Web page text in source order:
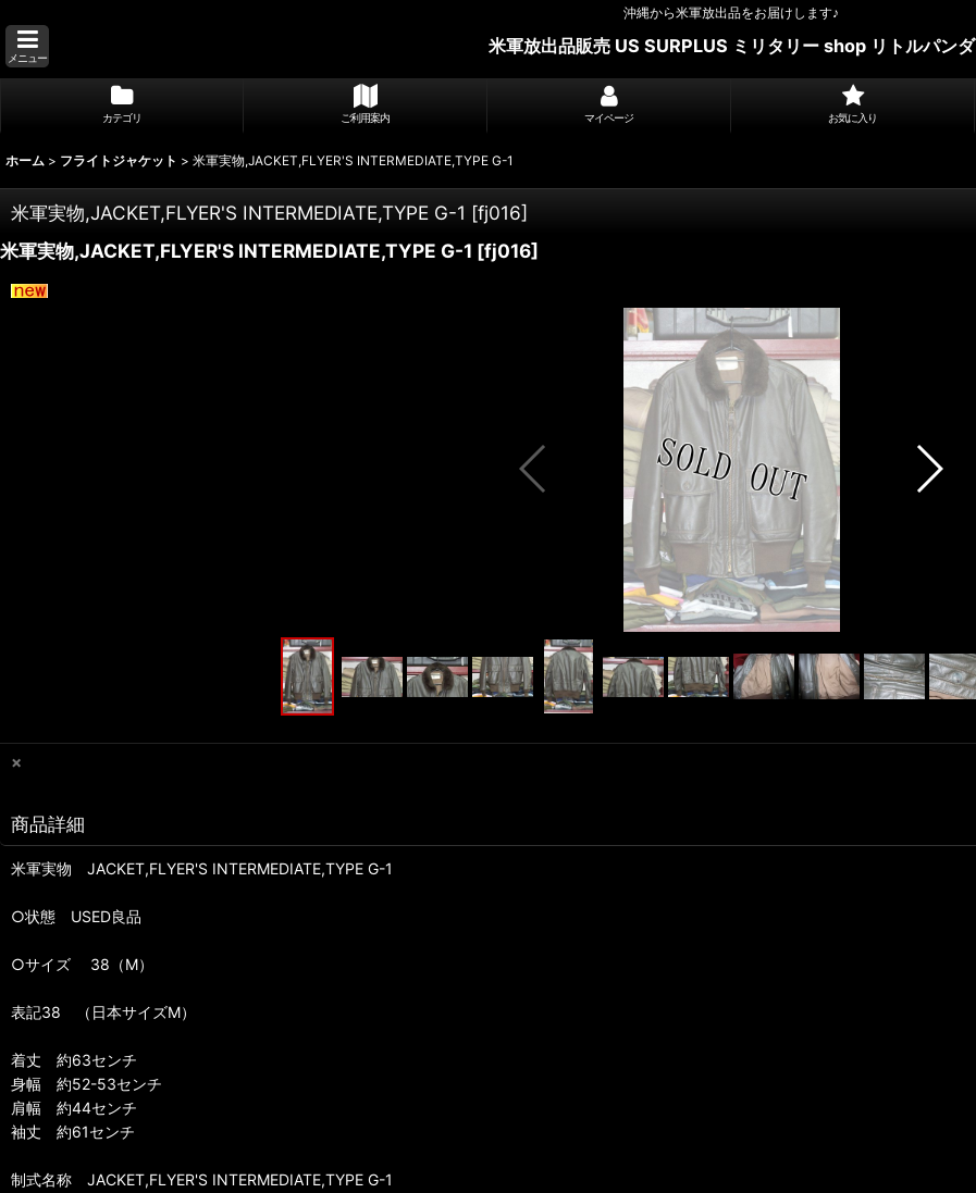
沖縄から米軍放出品をお届けします♪
メニュー
米軍放出品販売 US SURPLUS ミリタリー shop リトルパンダ
カテゴリ ご利用案内 マイページ お気に入り
ホーム > フライトジャケット > 米軍実物,JACKET,FLYER'S INTERMEDIATE,TYPE G-1
米軍実物,JACKET,FLYER'S INTERMEDIATE,TYPE G-1 [fj016]
米軍実物,JACKET,FLYER'S INTERMEDIATE,TYPE G-1 [fj016]
×
商品詳細
米軍実物 JACKET,FLYER'S INTERMEDIATE,TYPE G-1
○状態 USED良品
○サイズ 38（M）
表記38 （日本サイズM）
着丈 約63センチ
身幅 約52-53センチ
肩幅 約44センチ
袖丈 約61センチ
制式名称 JACKET,FLYER'S INTERMEDIATE,TYPE G-1